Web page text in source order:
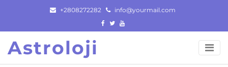
content
+2808272282 info@yourmail.com
Astroloji